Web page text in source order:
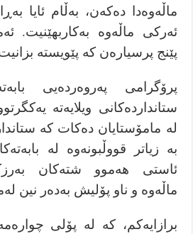
ماڵەوەدا دەكەن، بەڵام ئایا
ئەرکی ماڵەوە بەکاربهێنیت.
پێنج پرسیارەن کە پێویستە
پرۆگرامی پەروەردەیی
ستانداردەکانی ویلایەتە
لە مامۆستایان دەکات كە
بە زیاتر قووڵبونەوە لە
ئاستی هەموو شتەکان
ماڵەوە و ناو پۆلیش بەدەر نین
برازایەكم، کە لە پۆلی